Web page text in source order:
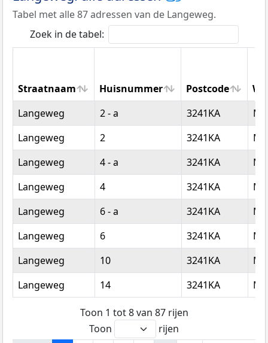
Tabel met alle 87 adressen van de Langeweg.
Zoek in de tabel:
Straatnaam Huisnummer Postcode
Straatnaam
Huisnummer Postcode
Langeweg 2 - a 3241KA
Langeweg
2 3241KA
Langeweg
4 - a 3241KA
Langeweg
4 3241KA
Langeweg
6 - a 3241KA
Langeweg
6 3241KA
Langeweg
10 3241KA
Langeweg
14 3241KA
Toon 1 tot 8 van 87 rijen
Toon
rijen